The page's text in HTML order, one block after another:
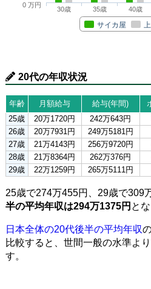
サイカ屋
30歳 35歳 40歳
0 万円
20代の年収状況
年齢 月額給与 給与(年間)
25歳
20万1720円 242万643円
26歳
20万7931円 249万5181円
27歳
21万4143円 256万9720円
28歳
21万8364円 262万376円
29歳
22万1259円 265万5111円
25歳で274万455円、29歳で309
半の平均年収は294万1375円 と
日本全体の20代後半の平均年収
比較すると、世間一般の水準よ
す。